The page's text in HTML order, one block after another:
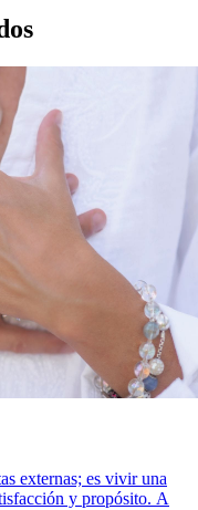
externas; es vivir una
y propósito. A